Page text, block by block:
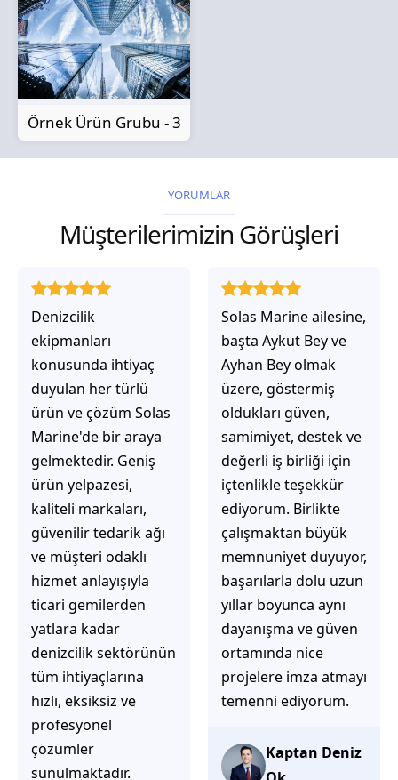
Örnek Ürün Grubu - 3
YORUMLAR
Müşterilerimizin Görüşleri
Solas Marine ailesine,
başta Aykut Bey ve
Ayhan Bey olmak
üzere, göstermiş
oldukları güven,
samimiyet, destek ve
değerli iş birliği için
içtenlikle teşekkür
ediyorum. Birlikte
çalışmaktan büyük
memnuniyet duyuyor,
başarılarla dolu uzun
yıllar boyunca aynı
dayanışma ve güven
ortamında nice
projelere imza atmayı
temenni ediyorum.
Kaptan Deniz
Solas Marine ile
çalıştığınızda,
işlerinin gerçekten
çözüm üretmeye
odaklı olduğunu
hemen fark
ediyorsunuz.
İhtiyaçlarınıza hızlı ve
doğru çözümler
sunmaya çalışıyorlar.
Müşteri
memnuniyetini ön
planda tutan
yaklaşımları, ilgili
iletişimleri ve
güvenilir hizmet
anlayışları sayesinde
başarılı bir ekip
olduklarını